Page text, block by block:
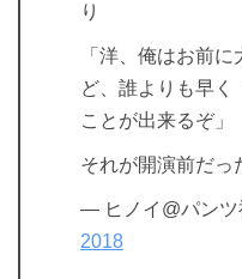
り
「洋、俺はお前
ど、誰よりも早く
ことが出来るぞ」
それが開演前だっ
— ヒノイ@パンツ
2018